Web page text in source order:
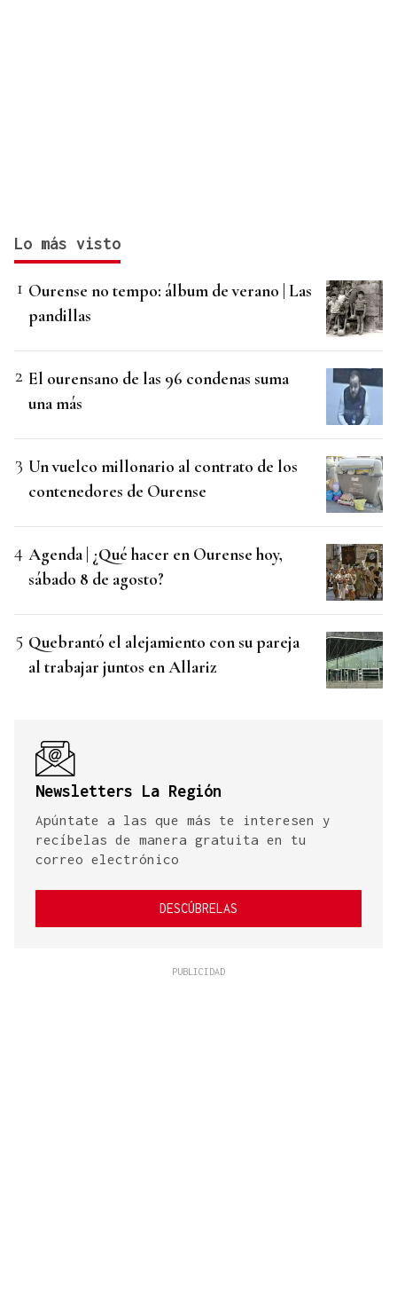
Lo más visto
Ourense no tempo: álbum de verano | Las
pandillas
El ourensano de las 96 condenas suma
una más
Un vuelco millonario al contrato de los
contenedores de Ourense
Agenda | ¿Qué hacer en Ourense hoy,
sábado 8 de agosto?
Quebrantó el alejamiento con su pareja
al trabajar juntos en Allariz
Newsletters La Región
Apúntate a las que más te interesen y
recíbelas de manera gratuita en tu
correo electrónico
DESCÚBRELAS